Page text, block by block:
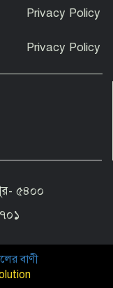
গেল ১১ দলীয় ঐক্য,
আগস্ট
গণঅভ্যুত্থান দিবসের
Privacy Policy
Privacy Policy
৫৪০০
বাণী